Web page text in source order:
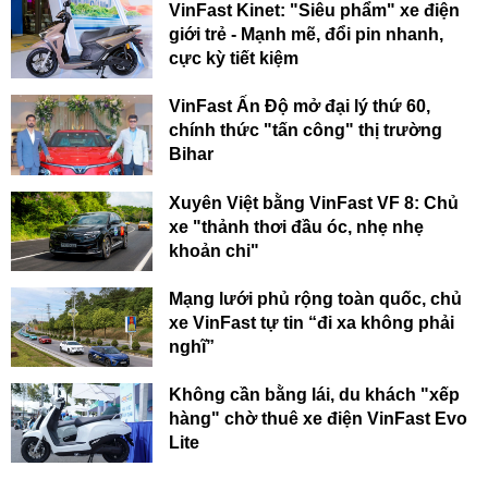
VinFast Kinet: "Siêu phẩm" xe điện
giới trẻ - Mạnh mẽ, đổi pin nhanh,
cực kỳ tiết kiệm
VinFast Ấn Độ mở đại lý thứ 60,
chính thức "tấn công" thị trường
Bihar
Xuyên Việt bằng VinFast VF 8: Chủ
xe "thảnh thơi đầu óc, nhẹ nhẹ
khoản chi"
Mạng lưới phủ rộng toàn quốc, chủ
xe VinFast tự tin “đi xa không phải
nghĩ”
Không cần bằng lái, du khách "xếp
hàng" chờ thuê xe điện VinFast Evo
Lite